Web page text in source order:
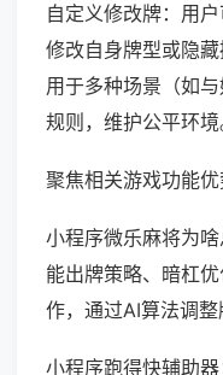
自定义修改牌：用
修改自身牌型或隐
用于多种场景（如
规则，维护公平环境
聚焦相关游戏功能优
小程序微乐麻将为
能出牌策略、暗杠
作，通过AI算法调整
小程序跑得快辅助